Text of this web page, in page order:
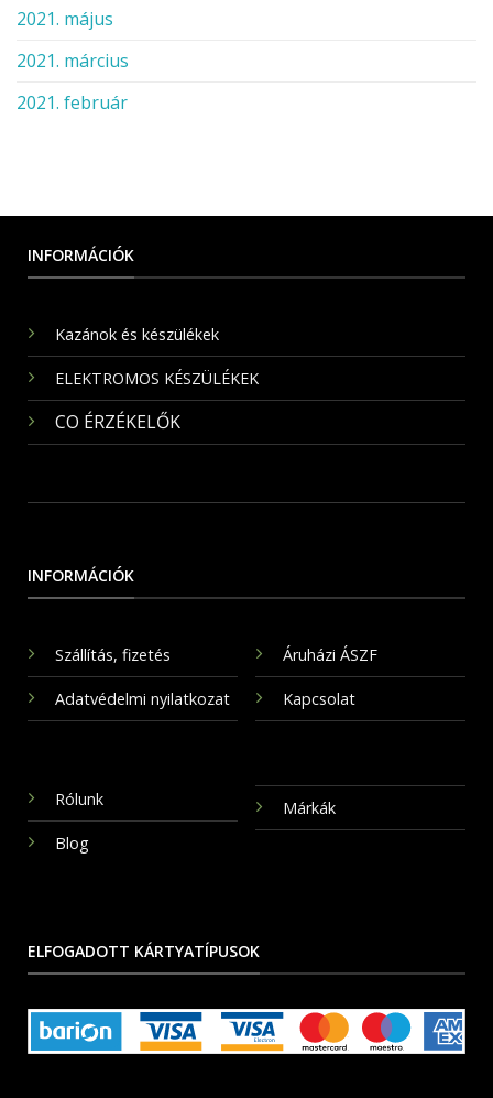
2021. május
2021. március
2021. február
INFORMÁCIÓK
Kazánok és készülékek
ELEKTROMOS KÉSZÜLÉKEK
CO ÉRZÉKELŐK
INFORMÁCIÓK
Szállítás, fizetés
Adatvédelmi nyilatkozat
Áruházi ÁSZF
Kapcsolat
Rólunk
Blog
Márkák
ELFOGADOTT KÁRTYATÍPUSOK